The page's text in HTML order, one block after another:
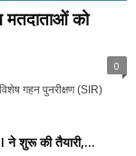
को
0
गहन पुनरीक्षण (SIR)
ने शुरू की तैयारी,...